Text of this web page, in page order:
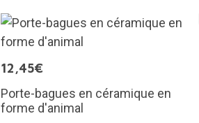
12,45€
Porte-bagues en céramique en
forme d'animal